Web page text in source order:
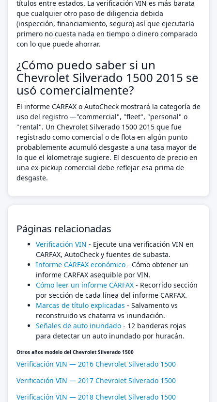
títulos entre estados. La verificación VIN es más barata
que cualquier otro paso de diligencia debida
(inspección, financiamiento, seguro) así que ejecutarla
primero no cuesta nada en tiempo o dinero comparado
con lo que puede ahorrar.
¿Cómo puedo saber si un
Chevrolet Silverado 1500 2015 se
usó comercialmente?
El informe CARFAX o AutoCheck mostrará la categoría de
uso del registro —"commercial", "fleet", "personal" o
"rental". Un Chevrolet Silverado 1500 2015 que fue
registrado como comercial o de flota en algún punto
probablemente acumuló desgaste a una tasa mayor de
lo que el kilometraje sugiere. El descuento de precio en
una ex-pickup comercial debe reflejar esa prima de
desgaste.
Páginas relacionadas
Verificación VIN - Ejecute una verificación VIN en
CARFAX, AutoCheck y fuentes de subasta.
Informe CARFAX económico - Cómo obtener un
informe CARFAX asequible por VIN.
Cómo leer un informe CARFAX - Recorrido sección
por sección de cada línea del informe CARFAX.
Marcas de título explicadas - Salvamento vs
reconstruido vs chatarra vs inundación.
Señales de auto inundado - 12 banderas rojas
para detectar un auto inundado por huracán.
Otros años modelo del Chevrolet Silverado 1500
Verificación VIN — 2016 Chevrolet Silverado 1500
Verificación VIN — 2017 Chevrolet Silverado 1500
Verificación VIN — 2018 Chevrolet Silverado 1500